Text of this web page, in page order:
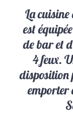
La
est
de bar et
4 feux.
disposition
emporter